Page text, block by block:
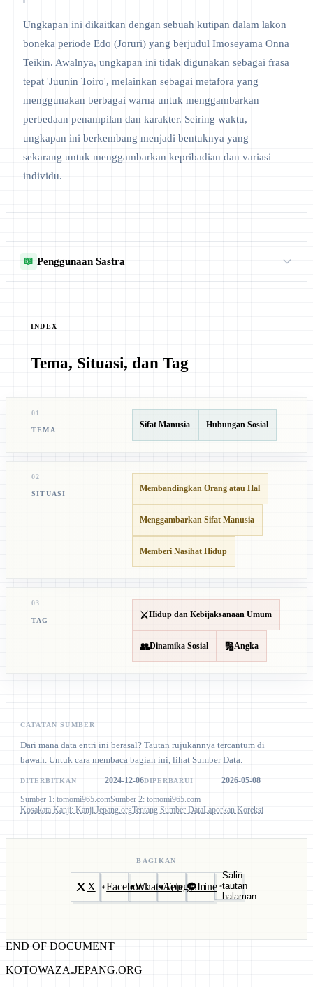
Ungkapan ini dikaitkan dengan sebuah kutipan dalam lakon
boneka periode Edo (Jōruri) yang berjudul Imoseyama Onna
Teikin. Awalnya, ungkapan ini tidak digunakan sebagai frasa
tepat 'Juunin Toiro', melainkan sebagai metafora yang
menggunakan berbagai warna untuk menggambarkan
perbedaan penampilan dan karakter. Seiring waktu,
ungkapan ini berkembang menjadi bentuknya yang
sekarang untuk menggambarkan kepribadian dan variasi
individu.
📖 Penggunaan Sastra
INDEX
Tema, Situasi, dan Tag
01
TEMA
Sifat Manusia Hubungan Sosial
02
SITUASI
Membandingkan Orang atau Hal
Menggambarkan Sifat Manusia
Memberi Nasihat Hidup
03
TAG ⚔️Hidup dan Kebijaksanaan Umum
👥Dinamika Sosial 🔢Angka
CATATAN SUMBER
Dari mana data entri ini berasal? Tautan rujukannya tercantum di
bawah. Untuk cara membaca bagian ini, lihat Sumber Data.
DITERBITKAN 2024-12-06DIPERBARUI
2026-05-08
Sumber 1: tomomi965.comSumber 2: tomomi965.com
Kosakata Kanji: Kanji.Jepang.orgTentang Sumber DataLaporkan Koreksi
BAGIKAN
X FacebookWhatsAppTelegramLine
Salin
tautan
halaman
END OF DOCUMENT
KOTOWAZA.JEPANG.ORG